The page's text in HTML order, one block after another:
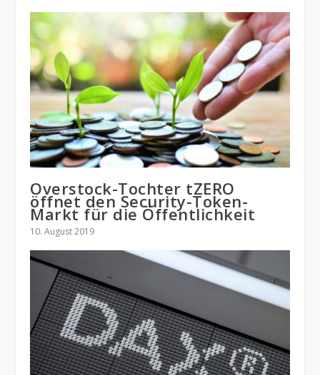
Overstock-Tochter tZERO
öffnet den Security-Token-
Markt für die Öffentlichkeit
10. August 2019